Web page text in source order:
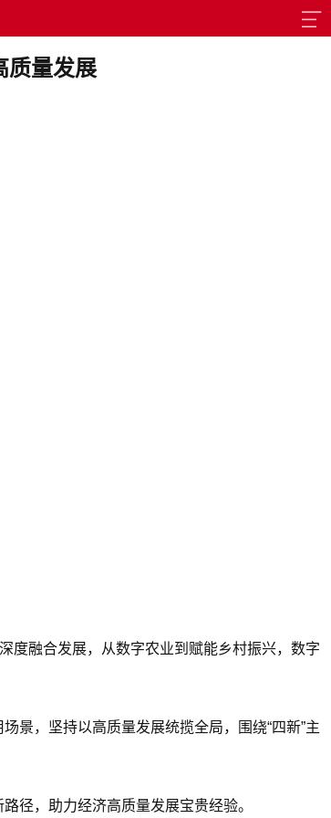
质量发展
度融合发展，从数字农业到赋能乡村振兴，数字
景，坚持以高质量发展统揽全局，围绕“四新”主
径，助力经济高质量发展宝贵经验。